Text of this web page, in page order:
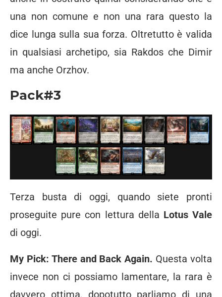
una non comune e non una rara questo la
dice lunga sulla sua forza. Oltretutto è valida
in qualsiasi archetipo, sia Rakdos che Dimir
ma anche Orzhov.
Pack#3
Terza busta di oggi, quando siete pronti
proseguite pure con lettura della Lotus Vale
di oggi.
My Pick: There and Back Again. Questa volta
invece non ci possiamo lamentare, la rara è
davvero ottima, dopotutto parliamo di una